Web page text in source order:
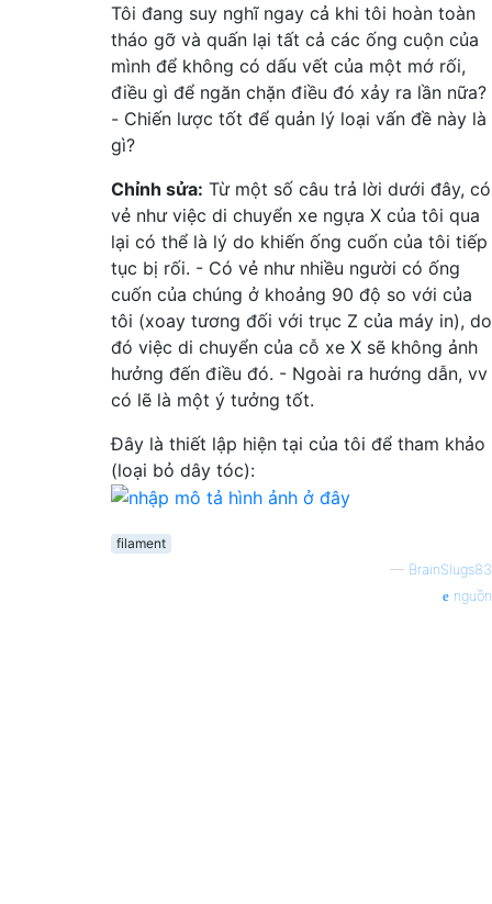
Tôi đang suy nghĩ ngay cả khi tôi hoàn toàn
tháo gỡ và quấn lại tất cả các ống cuộn của
mình để không có dấu vết của một mớ rối,
điều gì để ngăn chặn điều đó xảy ra lần nữa?
- Chiến lược tốt để quản lý loại vấn đề này là
gì?
Chỉnh sửa: Từ một số câu trả lời dưới đây, có
vẻ như việc di chuyển xe ngựa X của tôi qua
lại có thể là lý do khiến ống cuốn của tôi tiếp
tục bị rối. - Có vẻ như nhiều người có ống
cuốn của chúng ở khoảng 90 độ so với của
tôi (xoay tương đối với trục Z của máy in), do
đó việc di chuyển của cỗ xe X sẽ không ảnh
hưởng đến điều đó. - Ngoài ra hướng dẫn, vv
có lẽ là một ý tưởng tốt.
Đây là thiết lập hiện tại của tôi để tham khảo
(loại bỏ dây tóc):
filament
— BrainSlugs83
nguồn